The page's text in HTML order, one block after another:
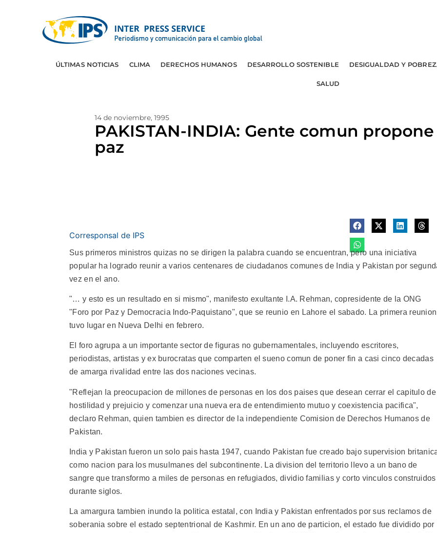
ÚLTIMAS NOTICIAS CLIMA DERECHOS HUMANOS DESARROLLO SOSTENIBLE DESIGUALDAD Y
SALUD
14 de noviembre, 1995
PAKISTAN-INDIA: Gente comun
paz
Corresponsal de IPS
Sus primeros ministros quizas no se dirigen la palabra cuando se encuentran, pero una iniciativa
popular ha logrado reunir a varios centenares de ciudadanos comunes de India y Pakistan por
vez en el ano.
"… y esto es un resultado en si mismo", manifesto exultante I.A. Rehman, copresidente de la ONG
"Foro por Paz y Democracia Indo-Paquistano", que se reunio en Lahore el sabado. La primera reunion
tuvo lugar en Nueva Delhi en febrero.
El foro agrupa a un importante sector de figuras no gubernamentales, incluyendo escritores,
periodistas, artistas y ex burocratas que comparten el sueno comun de poner fin a casi cinco decadas
de amarga rivalidad entre las dos naciones vecinas.
"Reflejan la preocupacion de millones de personas en los dos paises que desean cerrar el capitulo de
hostilidad y prejuicio y comenzar una nueva era de entendimiento mutuo y coexistencia pacifica",
declaro Rehman, quien tambien es director de la independiente Comision de Derechos Humanos de
Pakistan.
India y Pakistan fueron un solo pais hasta 1947, cuando Pakistan fue creado bajo supervision
como nacion para los musulmanes del subcontinente. La division del territorio llevo a un bano de
sangre que transformo a miles de personas en refugiados, dividio familias y corto vinculos construidos
durante siglos.
La amargura tambien inundo la politica estatal, con India y Pakistan enfrentados por sus reclamos de
soberania sobre el estado septentrional de Kashmir. En un ano de particion, el estado fue dividido por